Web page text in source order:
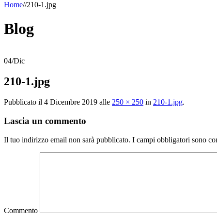
Home//210-1.jpg
Blog
04/Dic
210-1.jpg
Pubblicato il 4 Dicembre 2019 alle 250 × 250 in 210-1.jpg.
Lascia un commento
Il tuo indirizzo email non sarà pubblicato. I campi obbligatori sono
Commento